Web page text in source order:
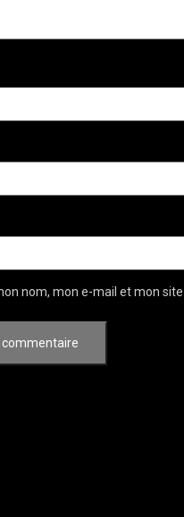
nom, mon e-mail et mon